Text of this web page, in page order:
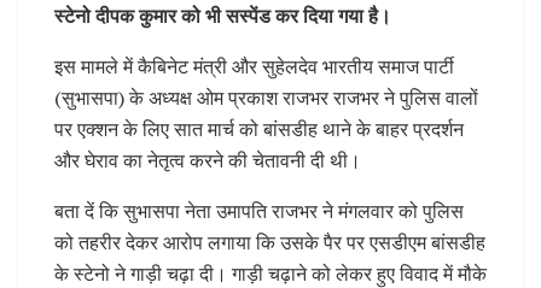
स्टेनो दीपक कुमार को भी सस्पेंड कर दिया गया है।
इस मामले में कैबिनेट मंत्री और सुहेलदेव भारतीय समाज पार्टी
(सुभासपा) के अध्यक्ष ओम प्रकाश राजभर राजभर ने पुलिस वालों
पर एक्शन के लिए सात मार्च को बांसडीह थाने के बाहर प्रदर्शन
और घेराव का नेतृत्व करने की चेतावनी दी थी।
बता दें कि सुभासपा नेता उमापति राजभर ने मंगलवार को पुलिस
को तहरीर देकर आरोप लगाया कि उसके पैर पर एसडीएम बांसडीह
के स्टेनो ने गाड़ी चढ़ा दी। गाड़ी चढ़ाने को लेकर हुए विवाद में मौके